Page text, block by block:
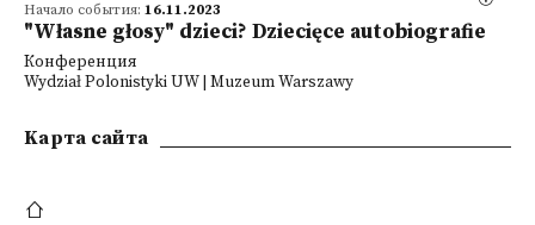
Начало события: 16.11.2023
"Własne głosy" dzieci? Dziecięce autobiografie
Конференция
Wydział Polonistyki UW | Muzeum Warszawy
Kарта сайта